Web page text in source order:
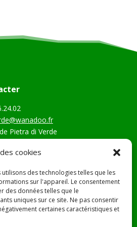
cookies
des technologies telles que les
sur l'appareil. Le consentement
des données telles que le
uniques sur ce site. Ne pas consentir
certaines caractéristiques et
Pietra di Verde
Verde